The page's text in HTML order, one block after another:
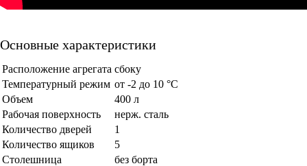
Основные характеристики
Расположение агрегата сбоку
Температурный режим от -2 до 10 °С
Объем
400 л
Рабочая поверхность
нерж. сталь
Количество дверей
1
Количество ящиков
5
Столешница
без борта